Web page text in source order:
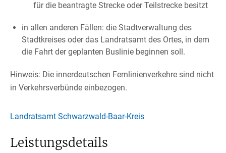
für die beantragte Strecke oder Teilstrecke besitzt
in allen anderen Fällen: die Stadtverwaltung des
Stadtkreises oder das Landratsamt des Ortes, in dem
die Fahrt der geplanten Buslinie beginnen soll.
Hinweis: Die innerdeutschen Fernlinienverkehre sind nicht
in Verkehrsverbünde einbezogen.
Landratsamt Schwarzwald-Baar-Kreis
Leistungsdetails